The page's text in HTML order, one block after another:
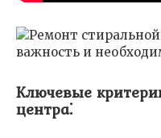
Ключевые
центра⁚